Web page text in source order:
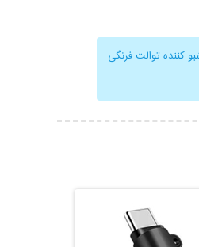
کننده توالت فرنگی